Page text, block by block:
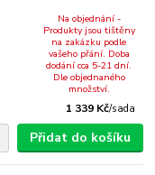
1 339 Kč/sada
Na objednání -
Produkty jsou tištěny
na zakázku podle
vašeho přání. Doba
dodání cca 5-21 dní.
Dle objednaného
množství.
Přidat do košíku